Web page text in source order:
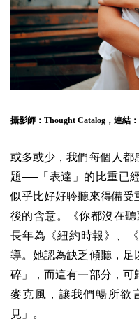
攝影師： Thought Catalog ，連結：
或多或少，我們每個人都
題──「表達」的比重已
似乎比好好聆聽來得備受
後的含意。《你都沒在聽
長年為《紐約時報》、
導。她認為缺乏傾聽，足
碎」，而這有一部分，可
麥克風，讓我們暢所欲
見」。